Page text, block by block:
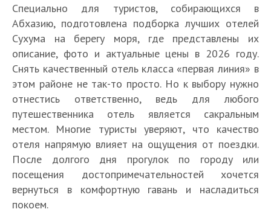
Специально для туристов, собирающихся в
Абхазию, подготовлена подборка лучших отелей
Сухума на берегу моря, где представлены их
описание, фото и актуальные цены в 2026 году.
Снять качественный отель класса «первая линия» в
этом районе не так-то просто. Но к выбору нужно
отнестись ответственно, ведь для любого
путешественника отель является сакральным
местом. Многие туристы уверяют, что качество
отеля напрямую влияет на ощущения от поездки.
После долгого дня прогулок по городу или
посещения достопримечательностей хочется
вернуться в комфортную гавань и насладиться
покоем.